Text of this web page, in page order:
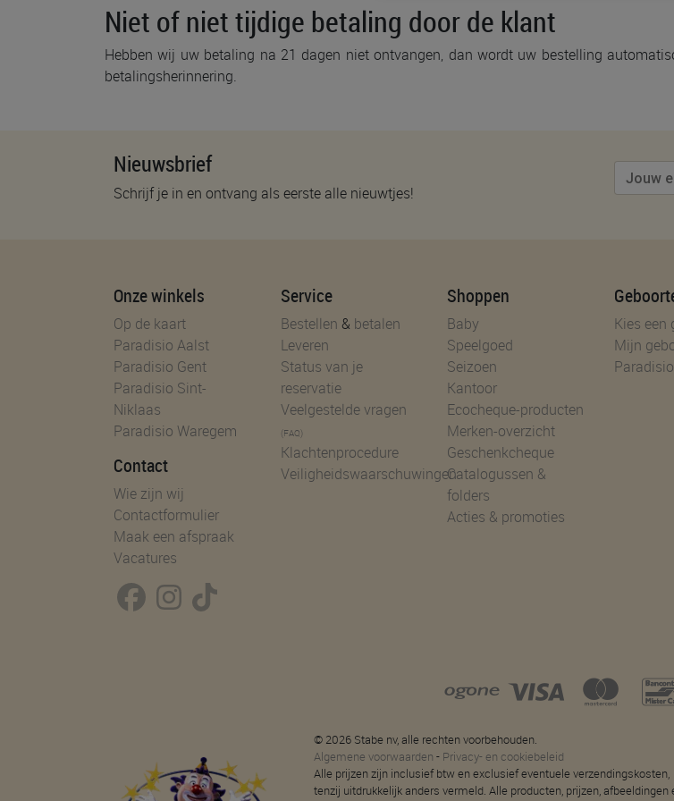
Niet of niet tijdige betaling door de klant
Hebben wij uw betaling na 21 dagen niet ontvangen, dan wordt uw bestelling
betalingsherinnering.
Nieuwsbrief
Schrijf je in en ontvang als eerste alle nieuwtjes!
Onze winkels
Op de kaart
Paradisio Aalst
Paradisio Gent
Paradisio Sint-
Niklaas
Paradisio Waregem
Contact
Wie zijn wij
Contactformulier
Maak een afspraak
Vacatures
Service
Bestellen & betalen
Leveren
Status van je
reservatie
Veelgestelde vragen
(FAQ)
Klachtenprocedure
Veiligheidswaarschuwingen
Shoppen
Baby
Speelgoed
Seizoen
Kantoor
Ecocheque-producten
Merken-overzicht
Geschenkcheque
Catalogussen &
folders
Acties & promoties
Kies een
Mijn
Paradisio
© 2026 Stabe nv, alle rechten voorbehouden.
Algemene voorwaarden - Privacy- en cookiebeleid
Alle prijzen zijn inclusief btw en exclusief eventuele verzendingskosten,
tenzij uitdrukkelijk anders vermeld. Alle producten, prijzen, afbeeldingen